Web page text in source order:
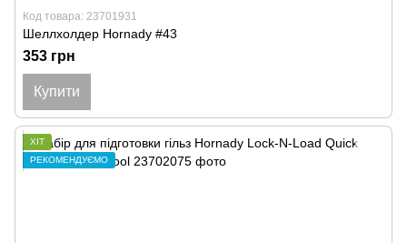
Код товара: 23701931
Шеллхолдер Hornady #43
353 грн
Купити
ХІТ
РЕКОМЕНДУЄМО